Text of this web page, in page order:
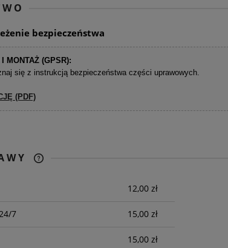
bezpieczeństwa
MONTAŻ (GPSR):
się z instrukcją bezpieczeństwa części uprawowych.
(PDF)
CENA NIE ZAWIERA
12,00 zł
7 15,00 zł
15,00 zł